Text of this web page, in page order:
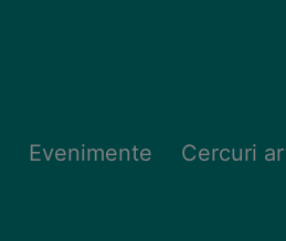
Evenimente Cercuri